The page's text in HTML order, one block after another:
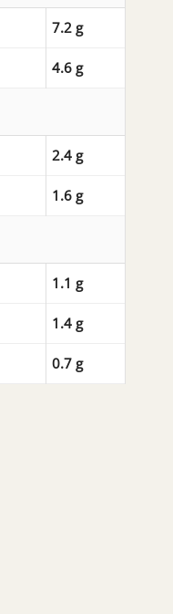
7.2 g
4.6 g
2.4 g
1.6 g
1.1 g
1.4 g
0.7 g